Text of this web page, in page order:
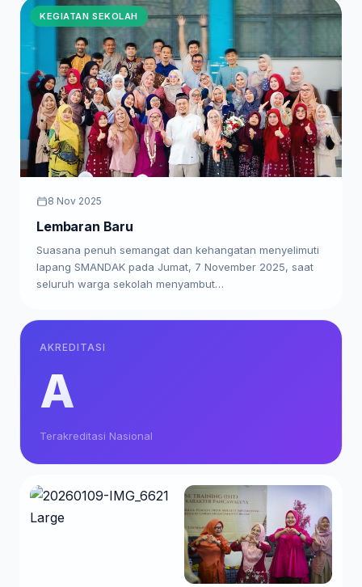
KEGIATAN SEKOLAH
8 Nov 2025
Lembaran Baru
Suasana penuh semangat dan kehangatan menyelimuti
lapang SMANDAK pada Jumat, 7 November 2025, saat
seluruh warga sekolah menyambut…
AKREDITASI
A
Terakreditasi Nasional